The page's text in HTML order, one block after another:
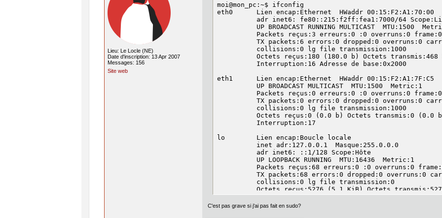
Lieu: Le Locle (NE)
Date d'inscription: 13 Apr 2007
Messages: 156
Site web
moi@mon_pc:~$ ifconfig
eth0      Lien encap:Ethernet  HWaddr 00:15:F2:A1:70:00
adr inet6: fe80::215:f2ff:fea1:7000/64
UP BROADCAST RUNNING MULTICAST  MTU:1500
          Packets reçus:3 erreurs:0 :0 overruns:0 frame:0
TX packets:6 errors:0 dropped:0 overruns:0
          collisions:0 lg file transmission:1000
Octets reçus:180 (180.0 b) Octets transmis:468
          Interruption:16 Adresse de base:0x2000
eth1      Lien encap:Ethernet  HWaddr 00:15:F2:A1:7F:C5
          UP BROADCAST MULTICAST  MTU:1500  Metric:1
          Packets reçus:0 erreurs:0 :0 overruns:0 frame:0
TX packets:0 errors:0 dropped:0 overruns:0
          collisions:0 lg file transmission:1000
Octets reçus:0 (0.0 b) Octets transmis:0 (0.0
          Interruption:17
lo        Lien encap:Boucle locale
          inet adr:127.0.0.1  Masque:255.0.0.0
          adr inet6: ::1/128 Scope:Hôte
          UP LOOPBACK RUNNING  MTU:16436  Metric:1
Packets reçus:68 erreurs:0 :0 overruns:0
TX packets:68 errors:0 dropped:0 overruns:0
          collisions:0 lg file transmission:0
Octets reçus:5276 (5.1 KiB) Octets
C'est pas grave si j'ai pas fait en sudo?